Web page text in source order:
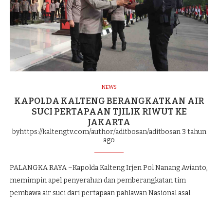
NEWS
KAPOLDA KALTENG BERANGKATKAN AIR
SUCI PERTAPAAN TJILIK RIWUT KE
JAKARTA
byhttps://kaltengtv.com/author/aditbosan/aditbosan3 tahun
ago
PALANGKA RAYA –Kapolda Kalteng Irjen Pol Nanang Avianto,
memimpin apel penyerahan dan pemberangkatan tim
pembawa air suci dari pertapaan pahlawan Nasional asal